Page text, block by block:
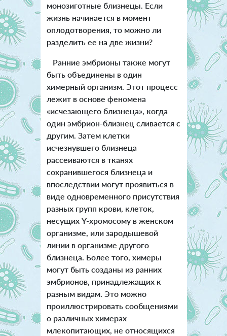
монозиготные близнецы. Если
жизнь начинается в момент
оплодотворения, то можно ли
разделить ее на две жизни?
Ранние эмбрионы также могут
быть объединены в один
химерный организм. Этот процесс
лежит в основе феномена
«исчезающего близнеца», когда
один эмбрион-близнец сливается с
другим. Затем клетки
исчезнувшего близнеца
рассеиваются в тканях
сохранившегося близнеца и
впоследствии могут проявиться в
виде одновременного присутствия
разных групп крови, клеток,
несущих Y-хромосому в женском
организме, или зародышевой
линии в организме другого
близнеца. Более того, химеры
могут быть созданы из ранних
эмбрионов, принадлежащих к
разным видам. Это можно
проиллюстрировать сообщениями
о различных химерах
млекопитающих, не относящихся